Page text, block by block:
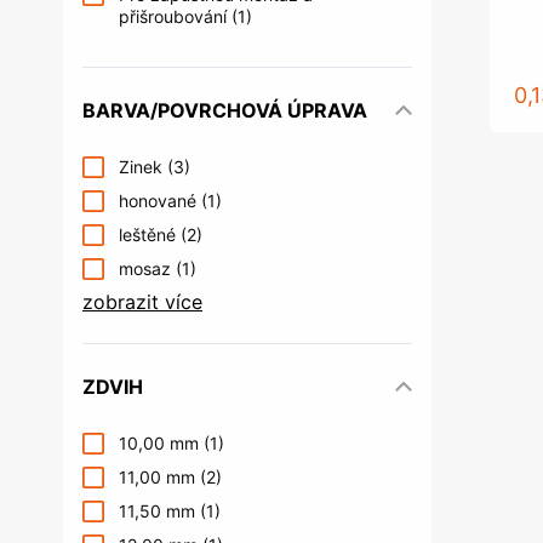
přišroubování(1)
BARVA/POVRCHOVÁ ÚPRAVA
Zinek (3)
honované (1)
leštěné (2)
mosaz (1)
zobrazit více
ZDVIH
10,00 mm (1)
11,00 mm (2)
11,50 mm (1)